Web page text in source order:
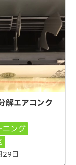
アコンクリー
解エアコンク
ニング
29日